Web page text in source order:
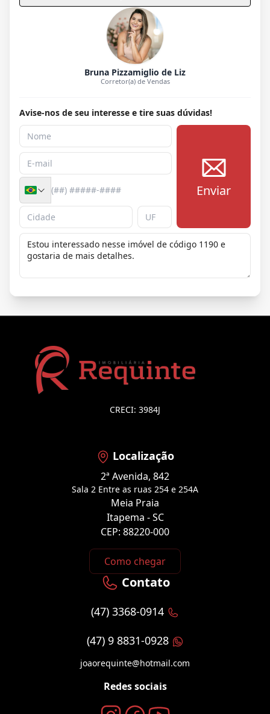
Bruna Pizzamiglio de Liz
Corretor(a) de Vendas
Avise-nos de seu interesse e tire suas dúvidas!
Enviar
CRECI: 3984J
Localização
2ª Avenida, 842
Sala 2 Entre as ruas 254 e 254A
Meia Praia
Itapema - SC
CEP: 88220-000
Como chegar
Contato
(47) 3368-0914
(47) 9 8831-0928
joaorequinte@hotmail.com
Redes sociais